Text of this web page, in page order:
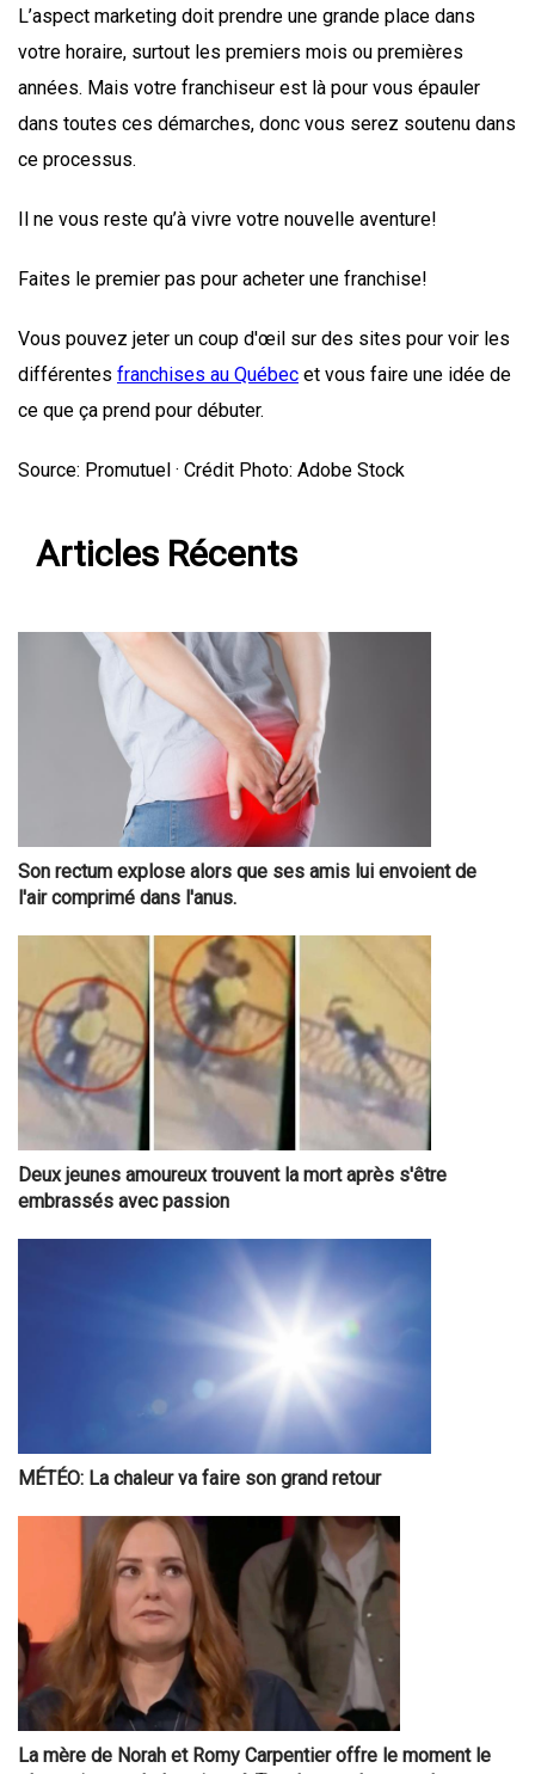
L’aspect marketing doit prendre une grande place dans
votre horaire, surtout les premiers mois ou premières
années. Mais votre franchiseur est là pour vous épauler
dans toutes ces démarches, donc vous serez soutenu dans
ce processus.
Il ne vous reste qu’à vivre votre nouvelle aventure!
Faites le premier pas pour acheter une franchise!
Vous pouvez jeter un coup d'œil sur des sites pour voir les
différentes franchises au Québec et vous faire une idée de
ce que ça prend pour débuter.
Source: Promutuel · Crédit Photo: Adobe Stock
Articles Récents
Son rectum explose alors que ses amis lui envoient de
l'air comprimé dans l'anus.
Deux jeunes amoureux trouvent la mort après s'être
embrassés avec passion
MÉTÉO: La chaleur va faire son grand retour
La mère de Norah et Romy Carpentier offre le moment le